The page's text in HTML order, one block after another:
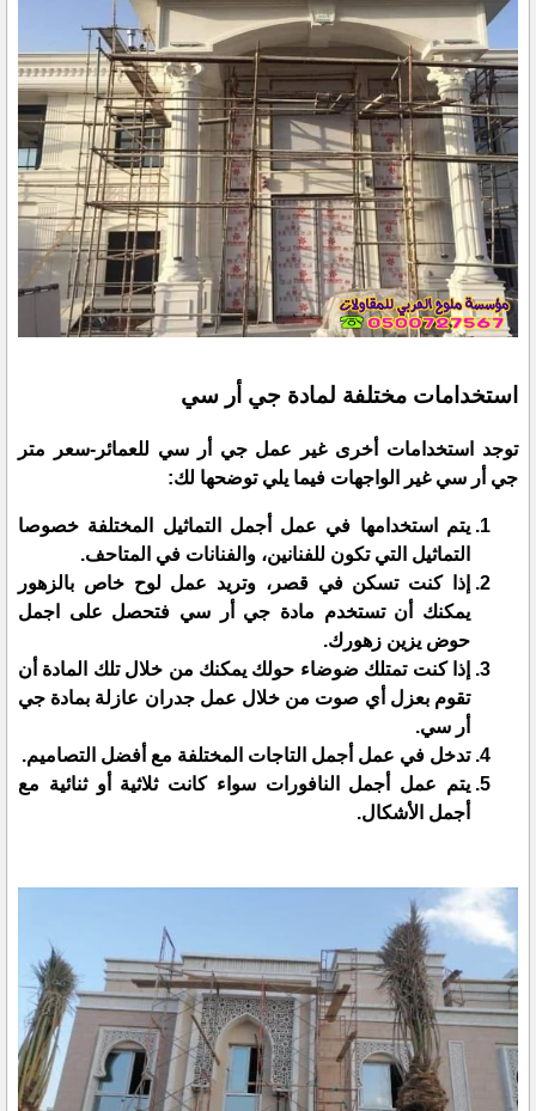
استخدامات مختلفة لمادة جي أر سي
توجد استخدامات أخرى غير عمل جي أر سي للعمائر-سعر متر
جي أر سي غير الواجهات فيما يلي توضحها لك:
يتم استخدامها في عمل أجمل التماثيل المختلفة خصوصا
التماثيل التي تكون للفنانين، والفنانات في المتاحف.
إذا كنت تسكن في قصر، وتريد عمل لوح خاص بالزهور
يمكنك أن تستخدم مادة جي أر سي فتحصل على اجمل
حوض يزين زهورك.
إذا كنت تمتلك ضوضاء حولك يمكنك من خلال تلك المادة أن
تقوم بعزل أي صوت من خلال عمل جدران عازلة بمادة جي
أر سي.
تدخل في عمل أجمل التاجات المختلفة مع أفضل التصاميم.
يتم عمل أجمل النافورات سواء كانت ثلاثية أو ثنائية مع
أجمل الأشكال.